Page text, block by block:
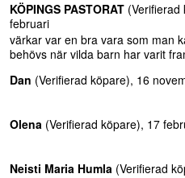
KÖPINGS PASTORAT
februari
värkar var en bra vara som man
behövs när vilda barn har varit
Dan (Verifierad köpare), 16
Olena (Verifierad köpare), 17
Neisti Maria Humla (Verifierad